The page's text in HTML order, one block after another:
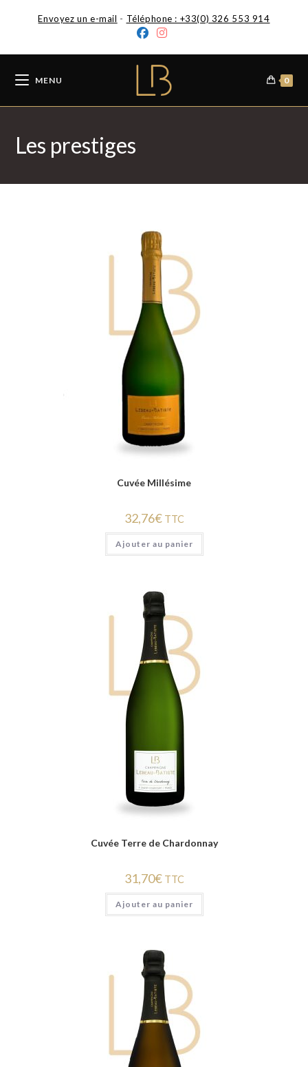
Envoyez un e-mail - Téléphone : +33(0) 326 553 914
MENU 0
Les prestiges
Cuvée Millésime
32,76€ TTC
Ajouter au panier
Cuvée Terre de Chardonnay
31,70€ TTC
Ajouter au panier